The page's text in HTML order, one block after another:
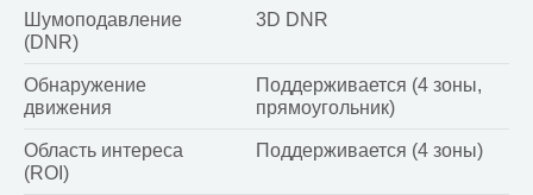
Шумоподавление
(DNR)
3D DNR
Обнаружение
движения
Поддерживается (4 зоны,
прямоугольник)
Область интереса
(ROI)
Поддерживается (4 зоны)